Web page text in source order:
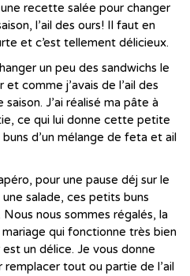
recette salée pour changer
l’ail des ours! Il faut en
et c’est tellement délicieux.
un peu des sandwichs le
comme j’avais de l’ail des
J’ai réalisé ma pâte à
ce qui lui donne cette petite
d’un mélange de feta et ail
pour une pause déj sur le
salade, ces petits buns
nous sommes régalés, la
mariage qui fonctionne très bien
un délice. Je vous donne
tout ou partie de l’ail